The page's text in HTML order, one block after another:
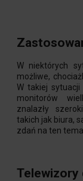
W niektórych
możliwe,
W takiej
monitorów
znalazły
takich jak biura,
zdań na ten
Telewizory